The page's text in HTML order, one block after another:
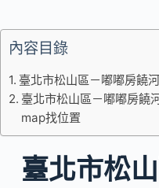
內容目錄
臺北市松山區－嘟嘟房饒
臺北市松山區－嘟嘟房饒
map找位置
臺北市松